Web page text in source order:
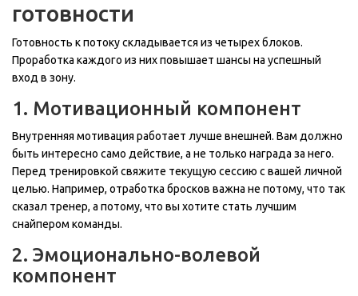
готовности
Готовность к потоку складывается из четырех блоков.
Проработка каждого из них повышает шансы на успешный
вход в зону.
1. Мотивационный компонент
Внутренняя мотивация работает лучше внешней. Вам должно
быть интересно само действие, а не только награда за него.
Перед тренировкой свяжите текущую сессию с вашей личной
целью. Например, отработка бросков важна не потому, что так
сказал тренер, а потому, что вы хотите стать лучшим
снайпером команды.
2. Эмоционально-волевой
компонент